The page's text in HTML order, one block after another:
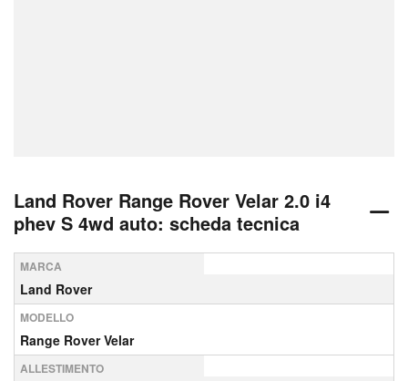
Land Rover Range Rover Velar 2.0 i4
phev S 4wd auto: scheda tecnica
MARCA
Land Rover
MODELLO
Range Rover Velar
ALLESTIMENTO